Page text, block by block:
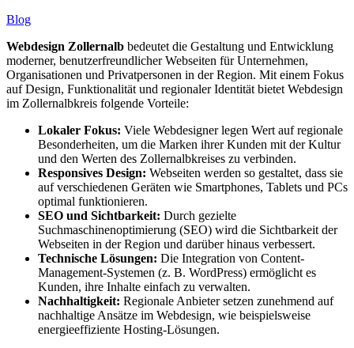
Blog
Webdesign Zollernalb bedeutet die Gestaltung und Entwicklung
moderner, benutzerfreundlicher Webseiten für Unternehmen,
Organisationen und Privatpersonen in der Region. Mit einem Fokus
auf Design, Funktionalität und regionaler Identität bietet Webdesign
im Zollernalbkreis folgende Vorteile:
Lokaler Fokus: Viele Webdesigner legen Wert auf regionale
Besonderheiten, um die Marken ihrer Kunden mit der Kultur
und den Werten des Zollernalbkreises zu verbinden.
Responsives Design: Webseiten werden so gestaltet, dass sie
auf verschiedenen Geräten wie Smartphones, Tablets und PCs
optimal funktionieren.
SEO und Sichtbarkeit: Durch gezielte
Suchmaschinenoptimierung (SEO) wird die Sichtbarkeit der
Webseiten in der Region und darüber hinaus verbessert.
Technische Lösungen: Die Integration von Content-
Management-Systemen (z. B. WordPress) ermöglicht es
Kunden, ihre Inhalte einfach zu verwalten.
Nachhaltigkeit: Regionale Anbieter setzen zunehmend auf
nachhaltige Ansätze im Webdesign, wie beispielsweise
energieeffiziente Hosting-Lösungen.